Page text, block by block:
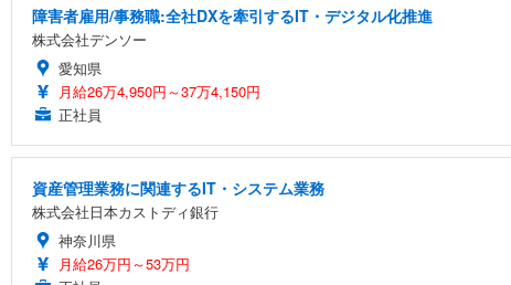
障害者雇用/事務職:全社DXを牽引するIT・デジタル化推進
株式会社デンソー
愛知県
月給26万4,950円～37万4,150円
正社員
資産管理業務に関連するIT・システム業務
株式会社日本カストディ銀行
神奈川県
月給26万円～53万円